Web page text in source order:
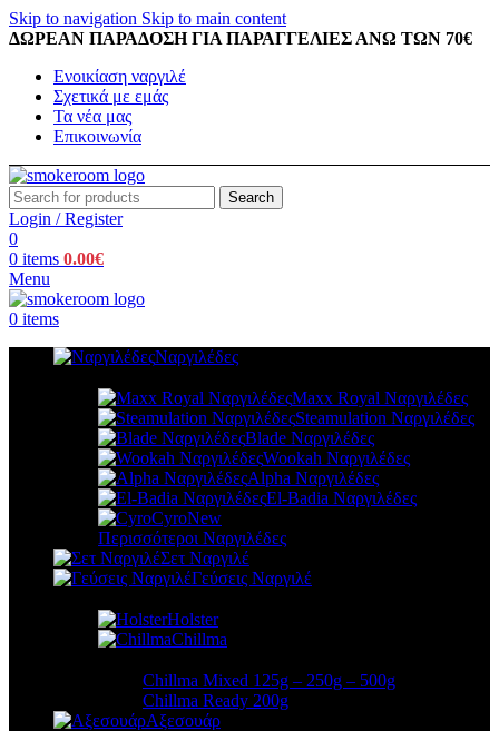
Skip to navigation Skip to main content
ΔΩΡΕΑΝ ΠΑΡΑΔΟΣΗ ΓΙΑ ΠΑΡΑΓΓΕΛΙΕΣ ΑΝΩ ΤΩΝ 70€
Ενοικίαση ναργιλέ
Σχετικά με εμάς
Τα νέα μας
Επικοινωνία
Search
Login / Register
0
0 items 0.00€
Menu
0 items
Ναργιλέδες
Maxx Royal Ναργιλέδες
Steamulation Ναργιλέδες
Blade Ναργιλέδες
Wookah Ναργιλέδες
Alpha Ναργιλέδες
El-Badia Ναργιλέδες
CyroNew
Περισσότεροι Ναργιλέδες
Σετ Ναργιλέ
Γεύσεις Ναργιλέ
Holster
Chillma
Chillma Mixed 125g – 250g – 500g
Chillma Ready 200g
Αξεσουάρ